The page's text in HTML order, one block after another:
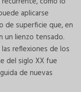
aplicarse
superficie que, en
un lienzo tensado.
reflexiones de los
del siglo XX fue
de nuevas